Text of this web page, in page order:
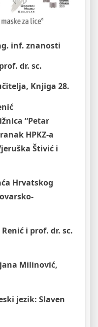
inf. znanosti
dr. sc.
Knjiga 28.
“Petar
HPKZ-a
Štivić i
Hrvatskog
i prof. dr. sc.
Milinović,
jezik: Slaven